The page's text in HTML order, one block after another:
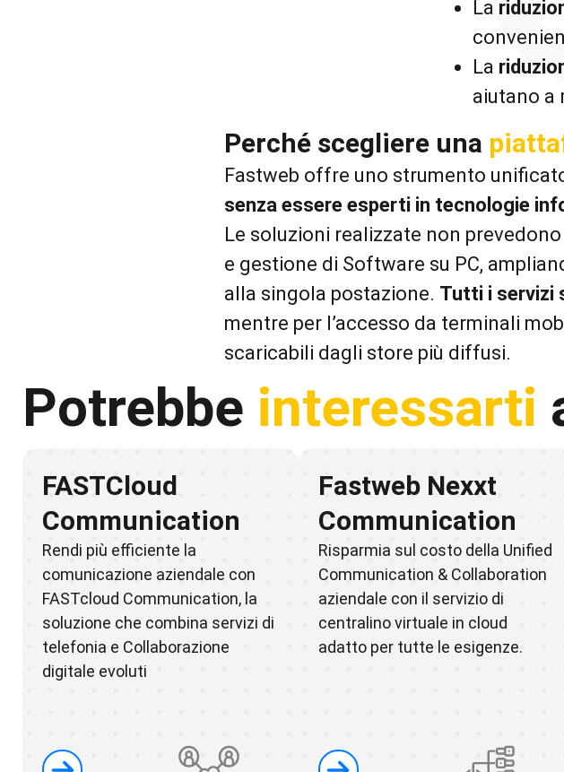
La
La
aiutano a
Perché scegliere una
Fastweb offre uno strumento
senza essere esperti in tecnologie
Le soluzioni realizzate non
e gestione di Software su PC,
alla singola postazione. Tutti i servizi
mentre per l’accesso da terminali
scaricabili dagli store più diffusi.
Potrebbe interessarti
FASTCloud
Communication
Rendi più efficiente la
comunicazione aziendale con
FASTcloud Communication, la
soluzione che combina servizi di
telefonia e Collaborazione
digitale evoluti
Fastweb Nexxt
Communication
Risparmia sul costo della Unified
Communication & Collaboration
aziendale con il servizio di
centralino virtuale in cloud
adatto per tutte le esigenze.